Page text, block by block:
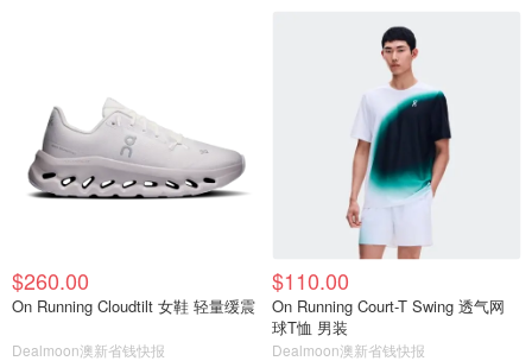
$260.00
On Running Cloudtilt 女鞋 轻量缓震
Dealmoon澳新省钱快报
$110.00
On Running Court-T Swing 透气网
球T恤 男装
Dealmoon澳新省钱快报